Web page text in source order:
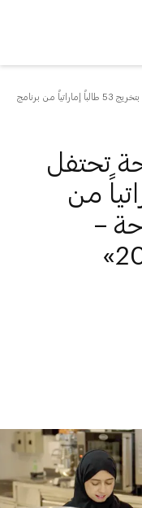
دائرة الثقافة والسياحة تحتفل بتخريج 53 طالباً إماراتياً من برنامج
تحتفل
من
–